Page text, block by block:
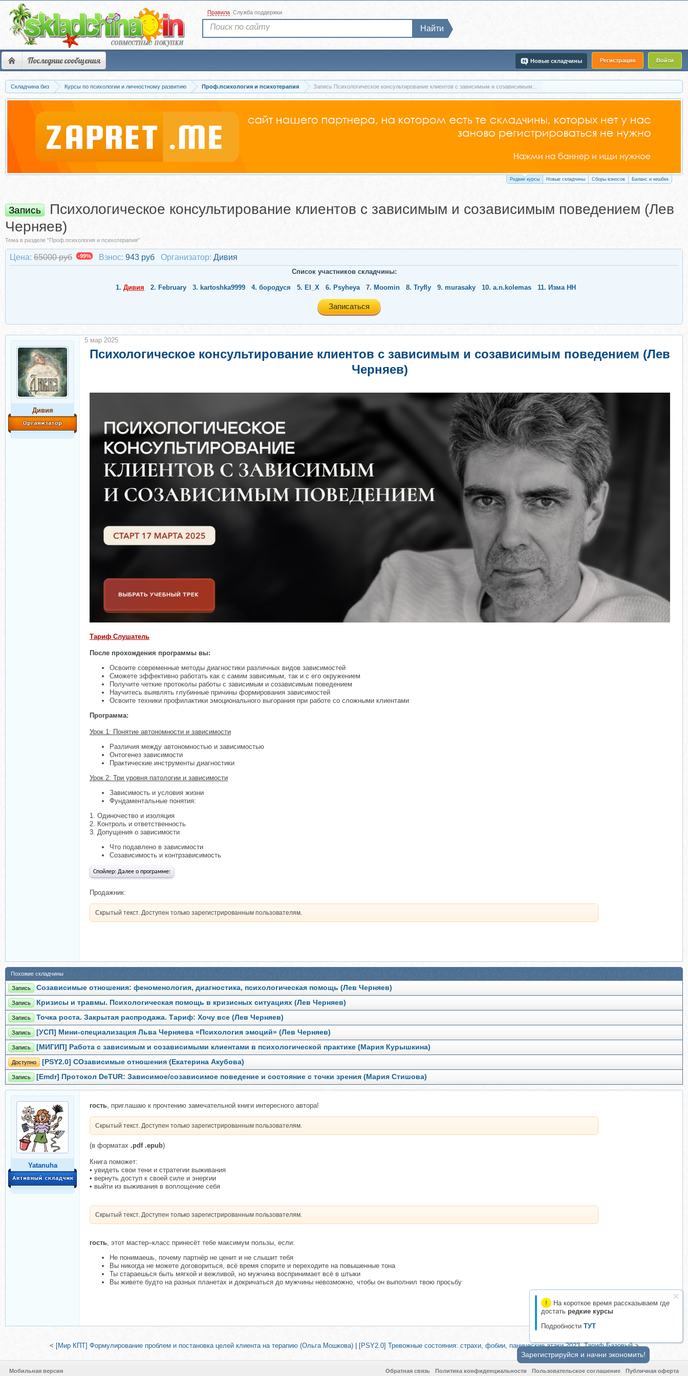
Последние сообщения Регистрация Войти
Новые складчины
Правила Служба поддержки
Найти
Складчина биз Курсы по психологии и личностному развитию Проф.психология и психотерапия Запись Психологическое консультирование клиентов с зависимым и созависимым...
Редкие курсы Новые складчины Сборы взносов Баланс и кешбек
На короткое время рассказываем где
достать редкие курсы
Подробности ТУТ
Запись
Психологическое консультирование клиентов с зависимым и созависимым поведением (Лев
Черняев)
Тема в разделе "Проф.психология и психотерапия"
Цена: 65000 руб -99% Взнос: 943 руб Организатор: Дивия
Список участников складчины:
1. Дивия 2. February 3. kartoshka9999 4. бородуся 5. El_X 6. Psyheya 7. Moomin 8. Tryfly 9. murasaky 10. a.n.kolemas 11. Изма НН
Записаться
Дивия
Психологическое консультирование клиентов с зависимым и созависимым поведением (Лев
Черняев)
Тариф Слушатель
После прохождения программы вы:
Освоите современные методы диагностики различных видов зависимостей
Сможете эффективно работать как с самим зависимым, так и с его окружением
Получите четкие протоколы работы с зависимым и созависимым поведением
Научитесь выявлять глубинные причины формирования зависимостей
Освоите техники профилактики эмоционального выгорания при работе со сложными клиентами
Программа:
Урок 1: Понятие автономности и зависимости
Различия между автономностью и зависимостью
Онтогенез зависимости
Практические инструменты диагностики
Урок 2: Три уровня патологии и зависимости
Зависимость и условия жизни
Фундаментальные понятия:
1. Одиночество и изоляция
2. Контроль и ответственность
3. Допущения о зависимости
Что подавлено в зависимости
Созависимость и контрзависимость
Спойлер: Далее о программе:
Продажник:
Скрытый текст. Доступен только зарегистрированным пользователям.
5 мар 2025
Похожие складчины
Запись Созависимые отношения: феноменология, диагностика, психологическая помощь (Лев Черняев)
Запись Кризисы и травмы. Психологическая помощь в кризисных ситуациях (Лев Черняев)
Запись Точка роста. Закрытая распродажа. Тариф: Хочу все (Лев Черняев)
Запись [УСП] Мини-специализация Льва Черняева «Психология эмоций» (Лев Черняев)
Запись [МИГИП] Работа с зависимым и созависимыми клиентами в психологической практике (Мария Курышкина)
Доступно [PSY2.0] СОзависимые отношения (Екатерина Акубова)
Запись [Emdr] Протокол DeTUR: Зависимое/созависимое поведение и состояние с точки зрения (Мария Стишова)
Yatanuha
гость, приглашаю к прочтению замечательной книги интересного автора!
Скрытый текст. Доступен только зарегистрированным пользователям.
(в форматах .pdf .epub)
Книга поможет:
• увидеть свои тени и стратегии выживания
• вернуть доступ к своей силе и энергии
• выйти из выживания в воплощение себя
Скрытый текст. Доступен только зарегистрированным пользователям.
гость, этот мастер–класс принесёт тебе максимум пользы, если:
Не понимаешь, почему партнёр не ценит и не слышит тебя
Вы никогда не можете договориться, всё время спорите и переходите на повышенные тона
Ты стараешься быть мягкой и вежливой, но мужчина воспринимает всё в штыки
Вы живете будто на разных планетах и докричаться до мужчины невозможно, чтобы он выполнил твою просьбу
< [Мир КПТ] Формулирование проблем и постановка целей клиента на терапию (Ольга Мошкова)| [PSY2.0] Тревожные состояния: страхи, фобии, панические атаки 2023. Тариф Базовый>
Мобильная версия Обратная связь Политика конфиденциальности Пользовательское соглашение Публичная оферта
Зарегистрируйся и начни экономить!